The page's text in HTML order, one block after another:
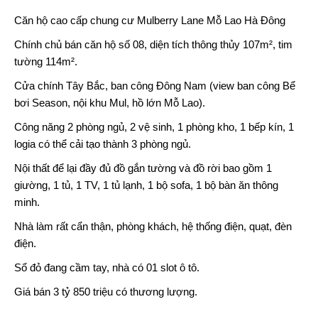
Căn hộ cao cấp chung cư Mulberry Lane Mỗ Lao Hà Đông
Chính chủ bán căn hộ số 08, diện tích thông thủy 107m², tim
tường 114m².
Cửa chính Tây Bắc, ban công Đông Nam (view ban công Bể
bơi Season, nội khu Mul, hồ lớn Mỗ Lao).
Công năng 2 phòng ngủ, 2 vệ sinh, 1 phòng kho, 1 bếp kín, 1
logia có thể cải tạo thành 3 phòng ngủ.
Nội thất để lại đầy đủ đồ gắn tường và đồ rời bao gồm 1
giường, 1 tủ, 1 TV, 1 tủ lạnh, 1 bộ sofa, 1 bộ bàn ăn thông
minh.
Nhà làm rất cẩn thận, phòng khách, hệ thống điện, quạt, đèn
điện.
Sổ đỏ đang cầm tay, nhà có 01 slot ô tô.
Giá bán 3 tỷ 850 triệu có thương lượng.